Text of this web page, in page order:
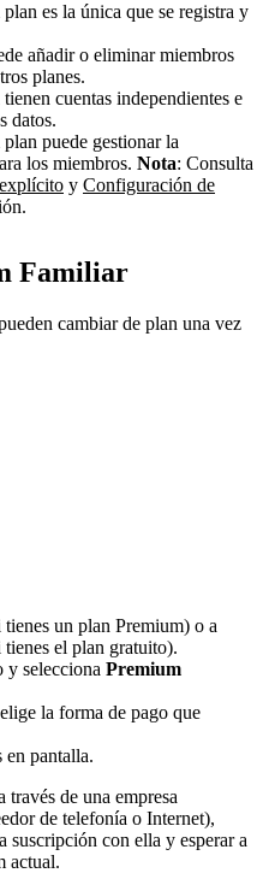
es la única que se registra y
añadir o eliminar miembros
planes.
cuentas independientes e
datos.
puede gestionar la
los miembros. Nota: Consulta
y Configuración de
Familiar
cambiar de plan una vez
tienes un plan Premium) o a
tienes el plan gratuito).
y selecciona Premium
la forma de pago que
en pantalla.
través de una empresa
de telefonía o Internet),
suscripción con ella y esperar a
actual.